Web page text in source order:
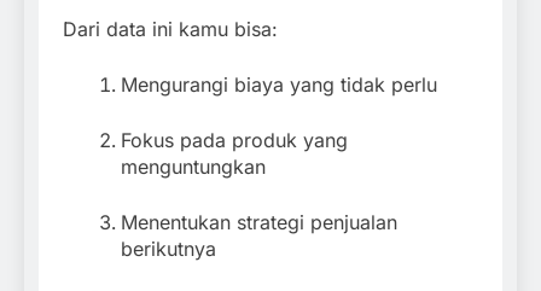
Dari data ini kamu bisa:
Mengurangi biaya yang tidak perlu
Fokus pada produk yang
menguntungkan
Menentukan strategi penjualan
berikutnya